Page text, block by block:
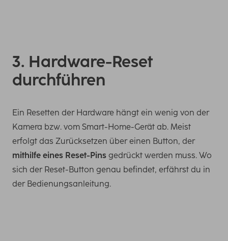
3. Hardware-Reset
durchführen
Ein Resetten der Hardware hängt ein wenig von der
Kamera bzw. vom Smart-Home-Gerät ab. Meist
erfolgt das Zurücksetzen über einen Button, der
mithilfe eines Reset-Pins gedrückt werden muss. Wo
sich der Reset-Button genau befindet, erfährst du in
der Bedienungsanleitung.